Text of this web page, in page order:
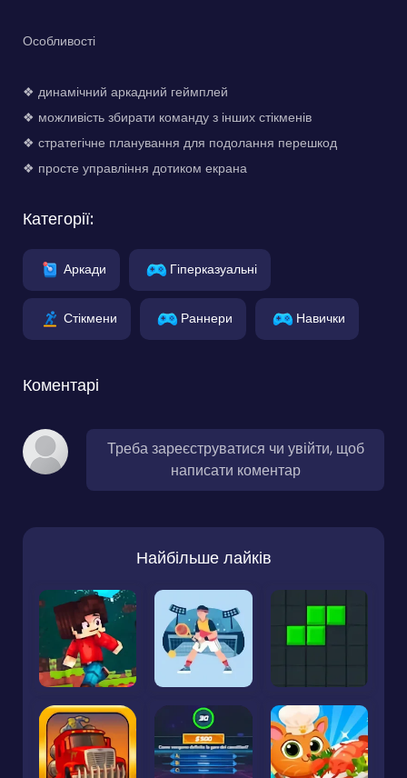
Особливості
❖ динамічний аркадний геймплей
❖ можливість збирати команду з інших стікменів
❖ стратегічне планування для подолання перешкод
❖ просте управління дотиком екрана
Категорії:
Аркади Гіперказуальні
Стікмени Раннери Навички
Коментарі
Треба зареєструватися чи увійти, щоб
написати коментар
Найбільше лайків